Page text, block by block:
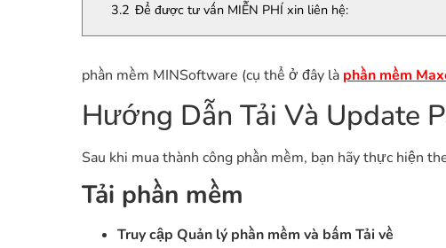
3.2 Để được tư vấn MIỄN PHÍ xin liên hệ:
phần mềm MINSoftware (cụ thể ở đây là phần mềm
Hướng Dẫn Tải Và Update
Sau khi mua thành công phần mềm, bạn hãy thực hiện
Tải phần mềm
Truy cập Quản lý phần mềm và bấm Tải về